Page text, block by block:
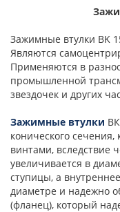
Зажимные втулки BK
Являются
Применяются в
промышленной
звездочек и других
Зажимные втулки
конического
винтами, вследствие
увеличивается в
ступицы, а
диаметре и надежно
(фланец), который